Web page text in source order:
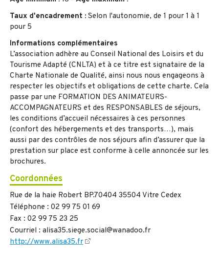
Taux d'encadrement : Selon l'autonomie, de 1 pour 1 à 1
pour 5
Informations complémentaires
L’association adhère au Conseil National des Loisirs et du
Tourisme Adapté (CNLTA) et à ce titre est signataire de la
Charte Nationale de Qualité, ainsi nous nous engageons à
respecter les objectifs et obligations de cette charte. Cela
passe par une FORMATION DES ANIMATEURS-
ACCOMPAGNATEURS et des RESPONSABLES de séjours,
les conditions d’accueil nécessaires à ces personnes
(confort des hébergements et des transports…), mais
aussi par des contrôles de nos séjours afin d’assurer que la
prestation sur place est conforme à celle annoncée sur les
brochures.
Coordonnées
Rue de la haie Robert BP.70404 35504 Vitre Cedex
Téléphone : 02 99 75 01 69
Fax : 02 99 75 23 25
Courriel : alisa35.siege.social@wanadoo.fr
http://www.alisa35.fr